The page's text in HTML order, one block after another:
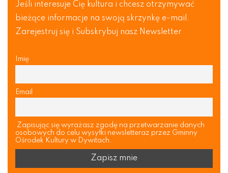
Jeśli interesuje Cię kultura i chcesz otrzymywać
bieżące informacje na swoją skrzynkę e-mail.
Zarejestruj się i Subskrybuj nasz Newsletter
Imię
Email
Zapisując się wyrażasz zgodę na przetwarzanie danych
osobowych do celu wysyłki newsletteraz przez Gminny
Ośrodek Kultury w Dywitach.